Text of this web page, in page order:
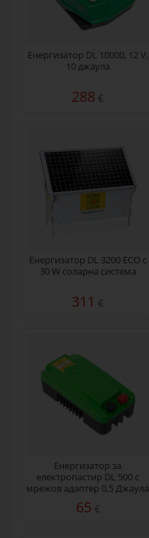
Енергизатор DL 10000, 12 V,
10 джаула
288 €
Енергизатор DL 3200 ECO с
30 W соларна система
311 €
Енергизатор за
електропастир DL 500 с
мрежов адаптер 0,5 Джаула
65 €